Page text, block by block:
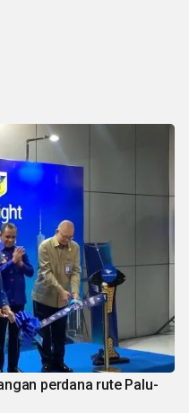
perdana rute Palu-